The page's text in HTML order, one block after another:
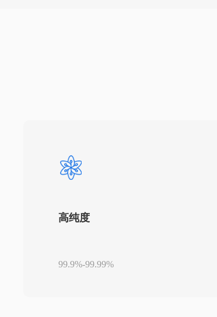
高纯度
99.9%-99.99%